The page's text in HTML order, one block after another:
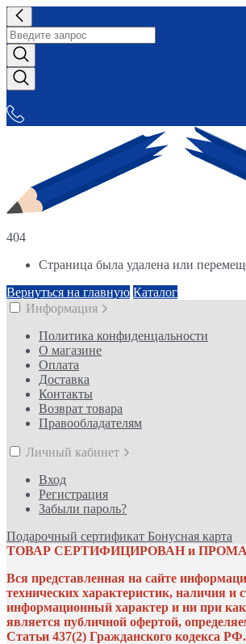
404
Страница была удалена или
Вернуться на главную Каталог
Информация
Политика конфиденцальности
О магазине
Оплата
Доставка
Контакты
Возврат товара
Правообладателям
Личный кабинет
Вход
Регистрация
Забыли пароль?
Подарочный сертификат Бонусная карта
ТОВАР СЕРТИФИЦИРОВАН и
Вся представленная на сайте
технических характеристик, наличия и
информационный характер и ни при
является публичной офертой,
Статьи 437(2) Гражданского кодекса РФ.